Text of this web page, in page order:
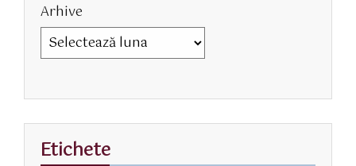
Arhive
Etichete